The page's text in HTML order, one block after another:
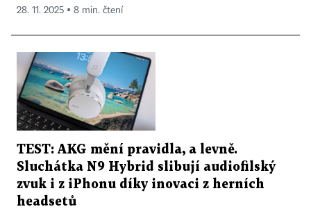
28. 11. 2025 ▪ 8 min. čtení
TEST: AKG mění pravidla, a levně.
Sluchátka N9 Hybrid slibují audiofilský
zvuk i z iPhonu díky inovaci z herních
headsetů